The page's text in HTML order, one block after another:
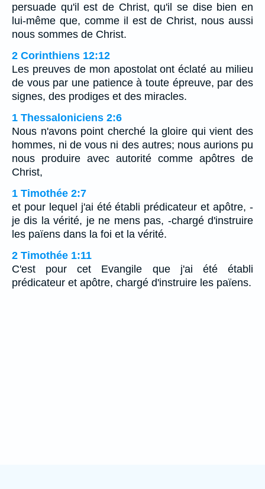
persuade qu'il est de Christ, qu'il se dise bien en
lui-même que, comme il est de Christ, nous aussi
nous sommes de Christ.
2 Corinthiens 12:12
Les preuves de mon apostolat ont éclaté au milieu
de vous par une patience à toute épreuve, par des
signes, des prodiges et des miracles.
1 Thessaloniciens 2:6
Nous n'avons point cherché la gloire qui vient des
hommes, ni de vous ni des autres; nous aurions pu
nous produire avec autorité comme apôtres de
Christ,
1 Timothée 2:7
et pour lequel j'ai été établi prédicateur et apôtre, -
je dis la vérité, je ne mens pas, -chargé d'instruire
les païens dans la foi et la vérité.
2 Timothée 1:11
C'est pour cet Evangile que j'ai été établi
prédicateur et apôtre, chargé d'instruire les païens.